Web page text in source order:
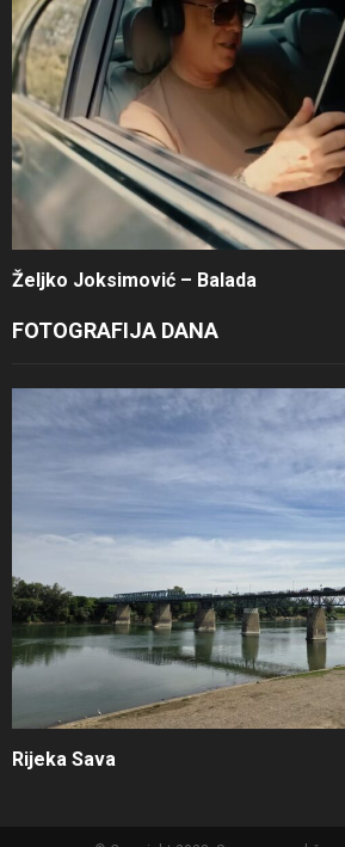
Željko Joksimović – Balada
FOTOGRAFIJA DANA
Rijeka Sava